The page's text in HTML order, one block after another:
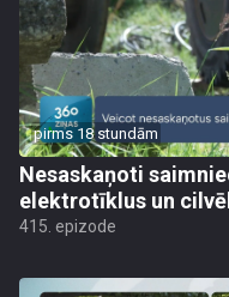
pirms 18 stundām
Nesaskaņoti
elektrotīklus un
415. epizode